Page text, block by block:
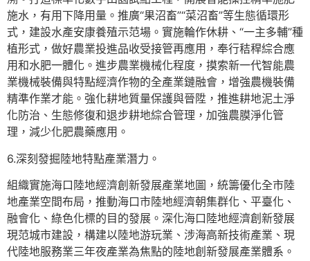
施水，有用下降用量。推廣“果沼畜”“菜沼畜”等生態循環形
式，建設水產安康養殖示范場。實施輪作休耕、“一主多輔”種
植形式，做好農業投進品收受接管再應用，奉行秸稈綜合應
用和水肥一體化。進步農業機械化程度，摸索新一代智能農
業機械裝備與特點經濟作物的全產業鏈融會，增強農機裝備
精準作業才能。強化耕地質量保護與晉陞，推進耕地泥土淨
化防治、生態修復和退步耕地綜合管理，加強農膜淨化管
理，減少化肥農藥應用。
6.深刻發掘陸地特點產業潛力。
組織實施海口陸地經濟創新發展產業地圖，統籌優化全市陸
地產業空間布局，推動海口市陸地經濟朝集群化、平臺化、
融會化、綠色化標的目的發展。深化海口陸地經濟創新發展
現范城市建設，構建以陸地游玩業、涉海高新技術產業、現
代陸地服務業三年夜產業為焦點的陸地創新發展產業體系。